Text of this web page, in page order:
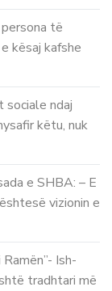
të
kësaj kafshe
sociale ndaj
këtu, nuk
e SHBA: – E
vizionin e
Ish-
tradhtari më